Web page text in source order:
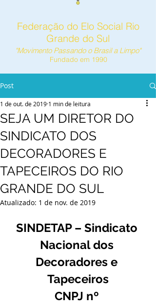
Federação do Elo Social Rio
Grande do Sul
"Movimento Passando o Brasil a Limpo"
Fundado em 1990
Post
SEJA UM DIRETOR DO
SINDICATO DOS
DECORADORES E
TAPECEIROS DO RIO
GRANDE DO SUL
1 de out. de 2019 1 min de leitura
Atualizado: 1 de nov. de 2019
SINDETAP – Sindicato
Nacional dos
Decoradores e
Tapeceiros
CNPJ nº